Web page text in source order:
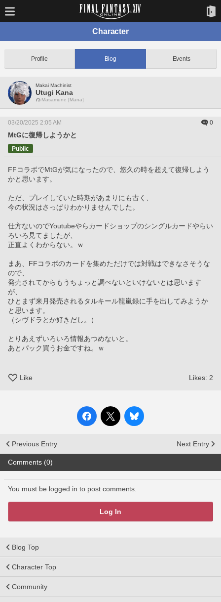
Character
Profile Blog Events
Makai Machinist
Utugi Kana
Masamune [Mana]
03/20/2025 2:05 AM 0
MtGに復帰しようかと
Public
FFコラボでMtGが気になったので、悠久の時を超えて復帰しよう
かと思います。
ただ、プレイしていた時期があまりにも古く、
今の状況はさっぱりわかりませんでした。
仕方ないのでYoutubeやらカードショップのシングルカードやらい
ろいろ見てましたが、
正直よくわからない。ｗ
まあ、FFコラボのカードを集めただけでは対戦はできなさそうな
ので、
発売されてからもうちょっと調べないといけないとは思います
が、
ひとまず来月発売されるタルキール龍嵐録に手を出してみようか
と思います。
（シヴドラとか好きだし。）
とりあえずいろいろ情報あつめないと。
あとパック買うお金ですね。ｗ
Like Likes: 2
Previous Entry Next Entry
Comments (0)
You must be logged in to post comments.
Log In
Blog Top
Character Top
Community